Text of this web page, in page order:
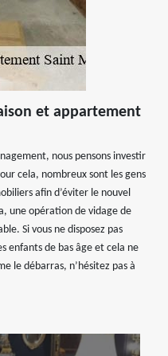
et appartement
nous pensons investir
cela, nombreux sont les gens
afin d’éviter le nouvel
une opération de vidage de
Si vous ne disposez pas
enfants de bas âge et cela ne
le débarras, n’hésitez pas à